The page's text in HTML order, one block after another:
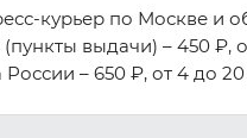
курьер по Москве и
выдачи) – 450 ₽,
России – 650 ₽, от 4 до